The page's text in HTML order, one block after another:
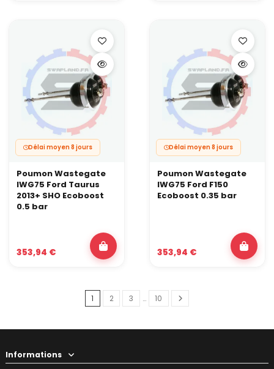
Délai moyen 8 jours
Poumon Wastegate
IWG75 Ford Taurus
2013+ SHO Ecoboost
0.5 bar
353,94 €
Délai moyen 8 jours
Poumon Wastegate
IWG75 Ford F150
Ecoboost 0.35 bar
353,94 €
1 2 3 … 10
Informations